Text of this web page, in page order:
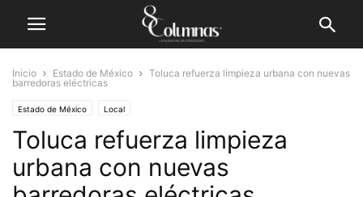
Inicio Estado de México
Toluca refuerza limpieza urbana con nuevas
barredoras eléctricas
Estado de México Local
Toluca refuerza limpieza
urbana con nuevas